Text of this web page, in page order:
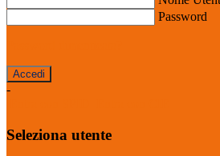
Password
-
Seleziona utente